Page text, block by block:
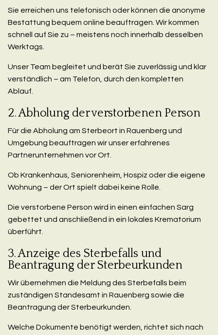
Sie erreichen uns telefonisch oder können die anonyme
Bestattung bequem online beauftragen. Wir kommen
schnell auf Sie zu – meistens noch innerhalb desselben
Werktags.
Unser Team begleitet und berät Sie zuverlässig und klar
verständlich – am Telefon, durch den kompletten
Ablauf.
2. Abholung der verstorbenen Person
Für die Abholung am Sterbeort in Rauenberg und
Umgebung beauftragen wir unser erfahrenes
Partnerunternehmen vor Ort.
Ob Krankenhaus, Seniorenheim, Hospiz oder die eigene
Wohnung – der Ort spielt dabei keine Rolle.
Die verstorbene Person wird in einen einfachen Sarg
gebettet und anschließend in ein lokales Krematorium
überführt.
3. Anzeige des Sterbefalls und
Beantragung der Sterbeurkunden
Wir übernehmen die Meldung des Sterbefalls beim
zuständigen Standesamt in Rauenberg sowie die
Beantragung der Sterbeurkunden.
Welche Dokumente benötigt werden, richtet sich nach